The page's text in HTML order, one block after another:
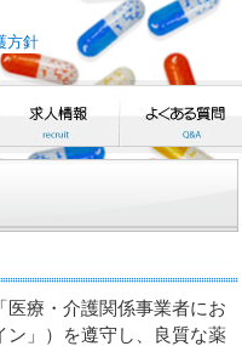
方針
療・介護関係事業者にお
ン」）を遵守し、良質な薬